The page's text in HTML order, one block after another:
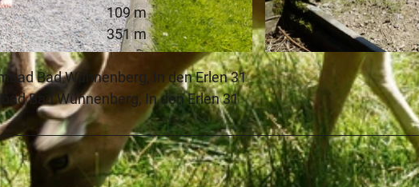
© Bad Wünnenberg Touristik GmbH | CC-BY-SA
109 m
351 m
Bad Wünnenberg, In den Erlen 31
Bad Wünnenberg, In den Erlen 31